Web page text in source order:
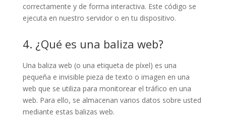
correctamente y de forma interactiva. Este código se
ejecuta en nuestro servidor o en tu dispositivo.
4. ¿Qué es una baliza web?
Una baliza web (o una etiqueta de píxel) es una
pequeña e invisible pieza de texto o imagen en una
web que se utiliza para monitorear el tráfico en una
web. Para ello, se almacenan varios datos sobre usted
mediante estas balizas web.